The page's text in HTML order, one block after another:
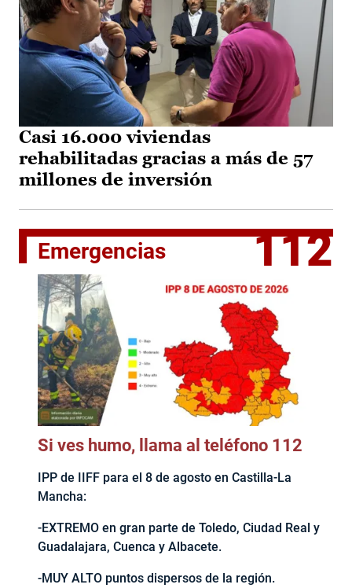
Casi 16.000 viviendas
rehabilitadas gracias a más de 57
millones de inversión
Emergencias 112
Si ves humo, llama al teléfono 112
IPP de IIFF para el 8 de agosto en Castilla-La
Mancha:
-EXTREMO en gran parte de Toledo, Ciudad Real y
Guadalajara, Cuenca y Albacete.
-MUY ALTO puntos dispersos de la región.